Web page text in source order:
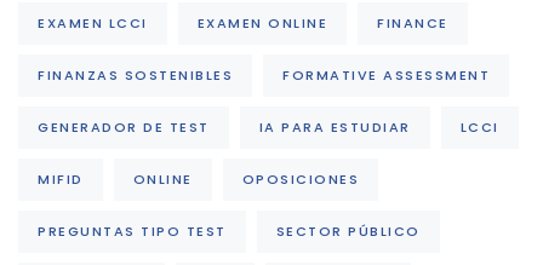
EXAMEN LCCI EXAMEN ONLINE FINANCE
FINANZAS SOSTENIBLES FORMATIVE ASSESSMENT
GENERADOR DE TEST IA PARA ESTUDIAR LCCI
MIFID ONLINE OPOSICIONES
PREGUNTAS TIPO TEST SECTOR PÚBLICO